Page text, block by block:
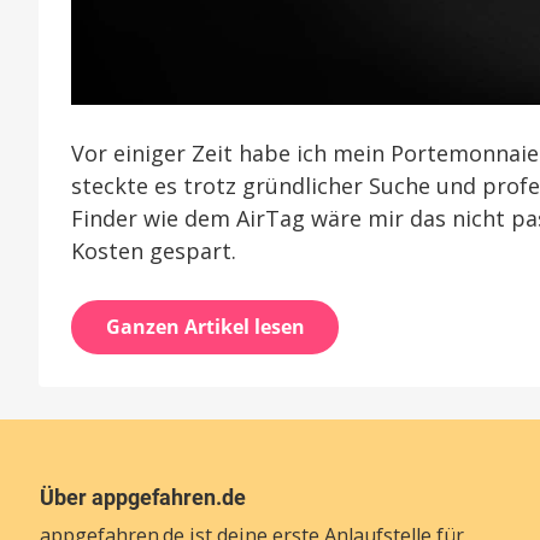
Vor einiger Zeit habe ich mein
steckte es trotz gründlicher Suche und
Finder wie dem AirTag wäre mir das nicht
Kosten gespart.
Ganzen Artikel lesen
Über appgefahren.de